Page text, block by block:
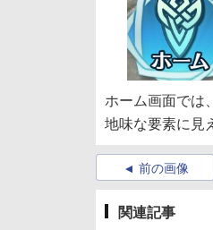
ホーム画面では
地味な要素に見
前の画像
関連記事